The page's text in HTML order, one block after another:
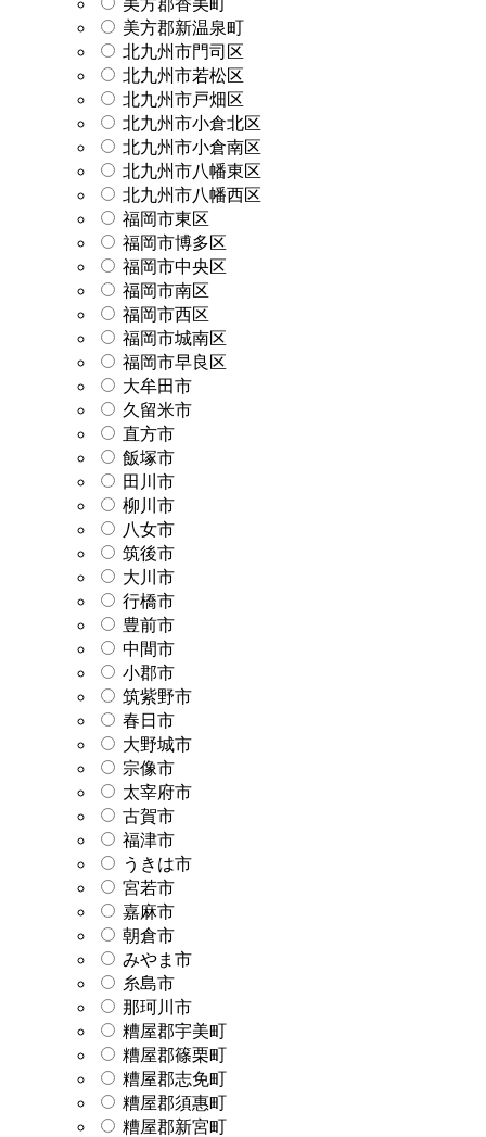
美方郡新温泉町
北九州市門司区
北九州市若松区
北九州市戸畑区
北九州市小倉北区
北九州市小倉南区
北九州市八幡東区
北九州市八幡西区
福岡市東区
福岡市博多区
福岡市中央区
福岡市南区
福岡市西区
福岡市城南区
福岡市早良区
大牟田市
久留米市
直方市
飯塚市
田川市
柳川市
八女市
筑後市
大川市
行橋市
豊前市
中間市
小郡市
筑紫野市
春日市
大野城市
宗像市
太宰府市
古賀市
福津市
うきは市
宮若市
嘉麻市
朝倉市
みやま市
糸島市
那珂川市
糟屋郡宇美町
糟屋郡篠栗町
糟屋郡志免町
糟屋郡須惠町
糟屋郡新宮町